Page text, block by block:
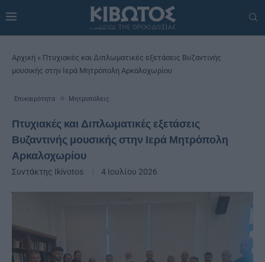
Αρχική » Πτυχιακές και Διπλωματικές εξετάσεις Βυζαντινής
μουσικής στην Ιερά Μητρόπολη Αρκαλοχωρίου
Επικαιρότητα Μητροπόλεις
Πτυχιακές και Διπλωματικές εξετάσεις
Βυζαντινής μουσικής στην Ιερά Μητρόπολη
Αρκαλοχωρίου
Συντάκτης Ikivotos 4 Ιουλίου 2026